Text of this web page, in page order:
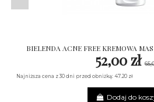
BIELENDA ACNE FREE KREMOWA
52,00 zł
Najniższa cena z 30 dni przed obniżką: 47.20 zł
Dodaj do